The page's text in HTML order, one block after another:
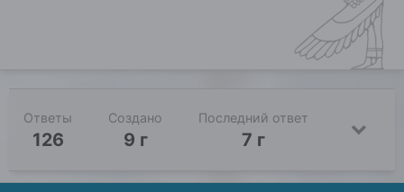
Ответы
126
Создано
9 г
Последний ответ
7 г